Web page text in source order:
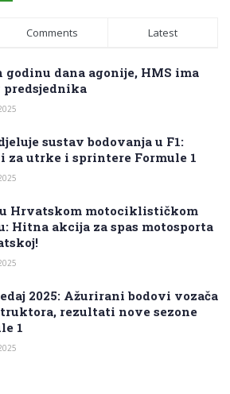
Comments Latest
godinu dana agonije, HMS ima
predsjednika
sustav bodovanja u F1:
za utrke i sprintere Formule 1
Hrvatskom motociklističkom
Hitna akcija za spas motosporta
2025: Ažurirani bodovi vozača
rezultati nove sezone
1